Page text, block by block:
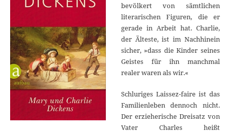
bevölkert von sämtlichen
literarischen Figuren, die er
gerade in Arbeit hat. Charlie,
der Älteste, ist im Nachhinein
sicher, »dass die Kinder seines
Geistes für ihn manchmal
realer waren als wir.«
Schluriges Laissez-faire ist das
Familienleben dennoch nicht.
Der erzieherische Dreisatz von
Vater Charles heißt